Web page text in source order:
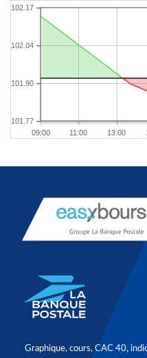
09:00 11:00 13:00
101.77
101.90
102.04
102.17
Graphique, cours, CAC 40,